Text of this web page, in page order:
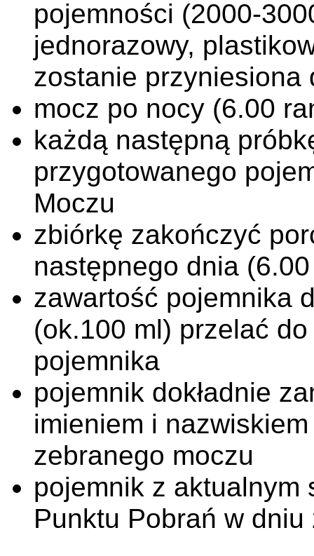
pojemności (2000-
jednorazowy,
zostanie przyniesiona
mocz po nocy (6.00
każdą następną
przygotowanego
Moczu
zbiórkę zakończyć
następnego dnia
zawartość pojemnika
(ok.100 ml) przelać
pojemnika
pojemnik dokładnie
imieniem i
zebranego moczu
pojemnik z aktualnym
Punktu Pobrań w